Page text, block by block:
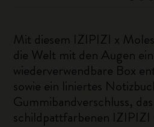
Mit diesem IZIPIZI x
die Welt mit den Augen
wiederverwendbare Box
sowie ein liniertes
Gummibandverschluss,
schildpattfarbenen IZIPIZI